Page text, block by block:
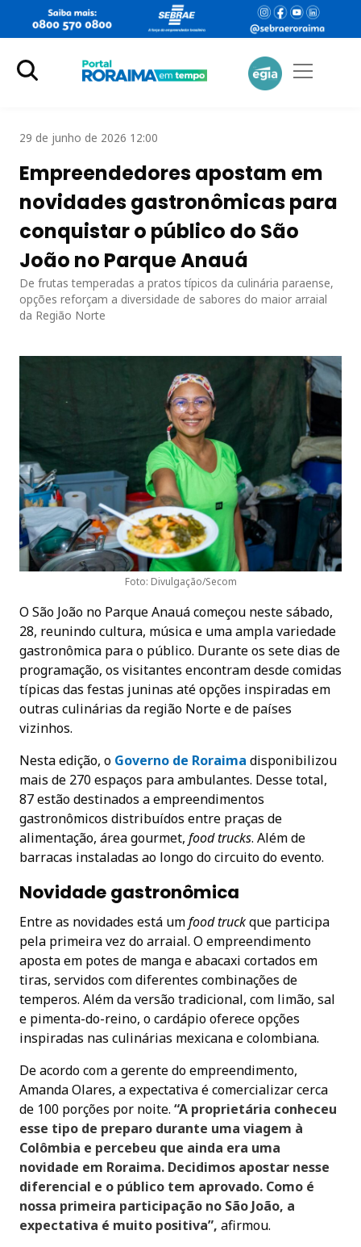
29 de junho de 2026 12:00
Empreendedores apostam em
novidades gastronômicas para
conquistar o público do São
João no Parque Anauá
De frutas temperadas a pratos típicos da culinária paraense,
opções reforçam a diversidade de sabores do maior arraial
da Região Norte
Foto: Divulgação/Secom
O São João no Parque Anauá começou neste sábado,
28, reunindo cultura, música e uma ampla variedade
gastronômica para o público. Durante os sete dias de
programação, os visitantes encontram desde comidas
típicas das festas juninas até opções inspiradas em
outras culinárias da região Norte e de países
vizinhos.
Nesta edição, o Governo de Roraima disponibilizou
mais de 270 espaços para ambulantes. Desse total,
87 estão destinados a empreendimentos
gastronômicos distribuídos entre praças de
alimentação, área gourmet, food trucks. Além de
barracas instaladas ao longo do circuito do evento.
Novidade gastronômica
Entre as novidades está umfood truckque participa
pela primeira vez do arraial. O empreendimento
aposta em potes de manga e abacaxi cortados em
tiras, servidos com diferentes combinações de
temperos. Além da versão tradicional, com limão, sal
e pimenta-do-reino, o cardápio oferece opções
inspiradas nas culinárias mexicana e colombiana.
De acordo com a gerente do empreendimento,
Amanda Olares, a expectativa é comercializar cerca
de 100 porções por noite. “A proprietária conheceu
esse tipo de preparo durante uma viagem à
Colômbia e percebeu que ainda era uma
novidade em Roraima. Decidimos apostar nesse
diferencial e o público tem aprovado. Como é
nossa primeira participação no São João, a
expectativa é muito positiva”, afirmou.